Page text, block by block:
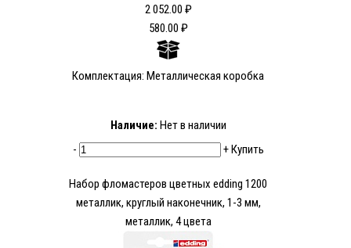
2 052.00 ₽
580.00 ₽
Комплектация: Металлическая коробка
Наличие: Нет в наличии
-
+Купить
Набор фломастеров цветных edding 1200
металлик, круглый наконечник, 1-3 мм,
металлик, 4 цвета